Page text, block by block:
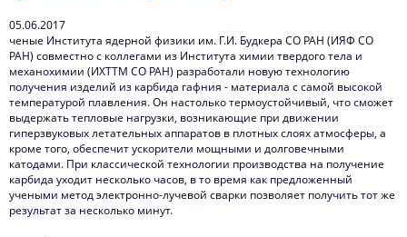
05.06.2017
ченые Института ядерной физики им. Г.И. Будкера СО РАН (ИЯФ СО
РАН) совместно с коллегами из Института химии твердого тела и
механохимии (ИХТТМ СО РАН) разработали новую технологию
получения изделий из карбида гафния - материала с самой высокой
температурой плавления. Он настолько термоустойчивый, что сможет
выдержать тепловые нагрузки, возникающие при движении
гиперзвуковых летательных аппаратов в плотных слоях атмосферы, а
кроме того, обеспечит ускорители мощными и долговечными
катодами. При классической технологии производства на получение
карбида уходит несколько часов, в то время как предложенный
учеными метод электронно-лучевой сварки позволяет получить тот же
результат за несколько минут.